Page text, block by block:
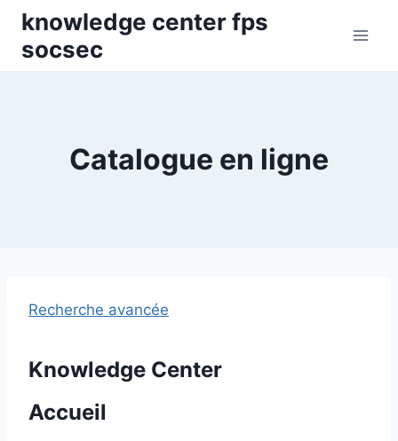
Skip
content
knowledge center fps
socsec
Catalogue en ligne
Recherche avancée
Knowledge Center
Accueil